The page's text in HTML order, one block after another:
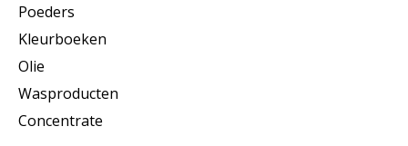
Poeders
Kleurboeken
Olie
Wasproducten
Concentrate